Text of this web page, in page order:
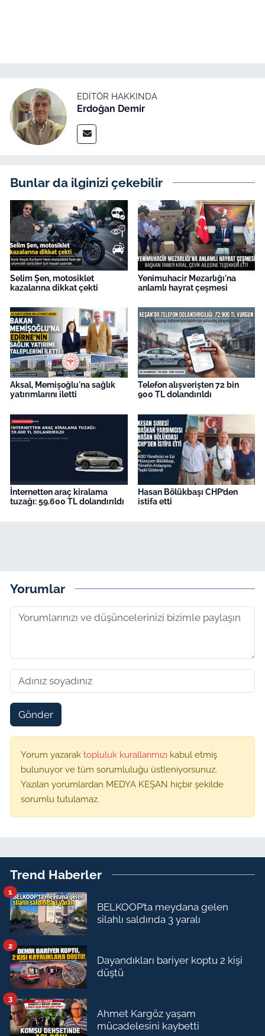
EDITÖR HAKKINDA
Erdoğan Demir
Bunlar da ilginizi çekebilir
Selim Şen, motosiklet
kazalarına dikkat çekti
Yenimuhacir Mezarlığı'na
anlamlı hayrat çeşmesi
Aksal, Memişoğlu'na sağlık
yatırımlarını iletti
Telefon alışverişten 72 bin
900 TL dolandırıldı
İnternetten araç kiralama
tuzağı: 59.600 TL dolandırıldı
Hasan Bölükbaşı CHP’den
istifa etti
Yorumlar
Gönder
Yorum yazarak topluluk kurallarımızı kabul etmiş
bulunuyor ve tüm sorumluluğu üstleniyorsunuz.
Yazılan yorumlardan MEDYA KEŞAN hiçbir şekilde
sorumlu tutulamaz.
Trend Haberler
BELKOOP’ta meydana gelen
silahlı saldırıda 3 yaralı
1
Dayandıkları bariyer koptu 2 kişi
düştü
2
Ahmet Kargöz yaşam
mücadelesini kaybetti
3